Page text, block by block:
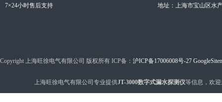
7×24小时售后支持 地址：上海市宝山区水
Copyright 上海旺徐电气有限公司 版权所有 ICP备： 沪ICP备17006008号-27
上海旺徐电气有限公司专业提供JT-3000数字式漏水探测仪等信息，欢